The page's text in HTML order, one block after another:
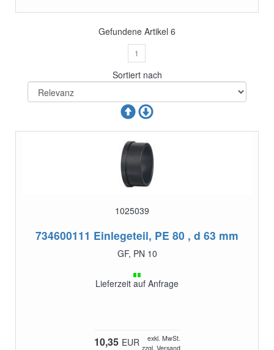
Gefundene Artikel 6
1
Sortiert nach
1025039
734600111 Einlegeteil, PE 80 , d 63 mm
GF, PN 10
Lieferzeit auf Anfrage
10,35 EUR
exkl. MwSt.
zzgl. Versand